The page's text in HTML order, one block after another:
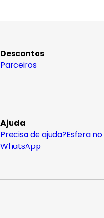
Descontos
Parceiros
Ajuda
Precisa de ajuda?Esfera no
WhatsApp